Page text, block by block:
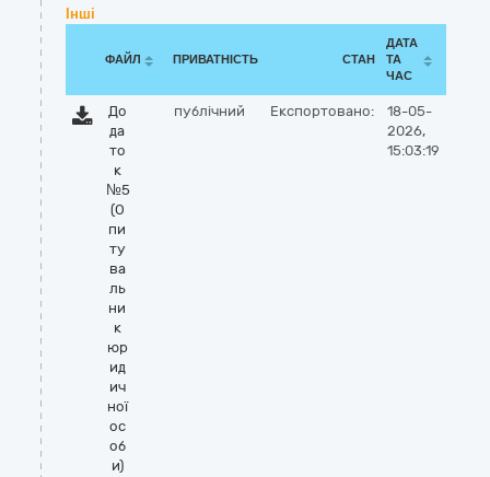
Інші
ФАЙЛ ПРИВАТНІСТЬ СТАН
ДАТА
ТА
ЧАС
До
да
то
к
№5
(О
пи
ту
ва
ль
ни
к
юр
ид
ич
ної
ос
об
и)
публічний Експортовано:
18-05-
2026,
15:03:19